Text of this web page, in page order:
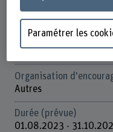
Travail Social
Institut(s)
S / Institut de l’âge
Organisation
Autres
Durée (prévue)
01.08.2023 -
Paramétrer les